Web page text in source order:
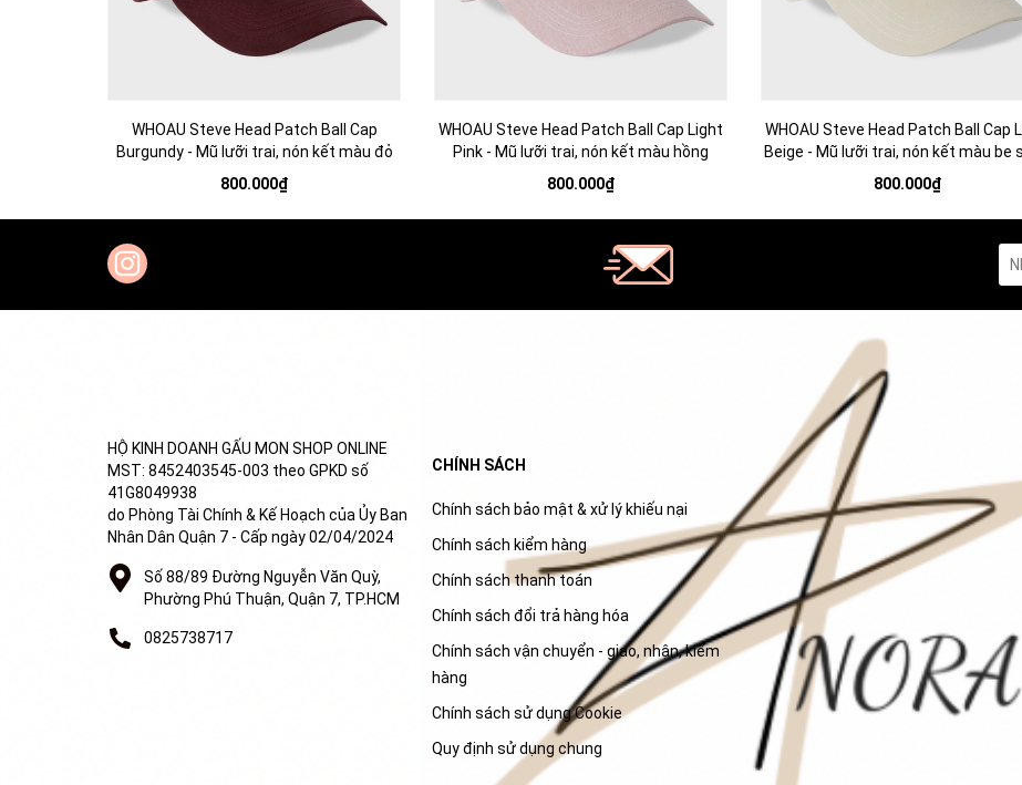
WHOAU Steve Head Patch Ball Cap
Burgundy - Mũ lưỡi trai, nón kết màu đỏ
800.000₫
WHOAU Steve Head Patch Ball Cap Light
Pink - Mũ lưỡi trai, nón kết màu hồng
800.000₫
WHOAU Steve Head Patch Ball Cap
Beige - Mũ lưỡi trai, nón kết màu be
800.000₫
HỘ KINH DOANH GẤU MON SHOP ONLINE
MST: 8452403545-003 theo GPKD số
41G8049938
do Phòng Tài Chính & Kế Hoạch của Ủy Ban
Nhân Dân Quận 7 - Cấp ngày 02/04/2024
Số 88/89 Đường Nguyễn Văn Quỳ,
Phường Phú Thuận, Quận 7, TP.HCM
0825738717
CHÍNH SÁCH
Chính sách bảo mật & xử lý khiếu nại
Chính sách kiểm hàng
Chính sách thanh toán
Chính sách đổi trả hàng hóa
Chính sách vận chuyển - giao, nhận, kiểm
hàng
Chính sách sử dụng Cookie
Quy định sử dụng chung